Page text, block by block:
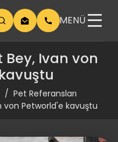
MENÜ
Ivan von
Pet Referansları
von Petworld'e kavuştu